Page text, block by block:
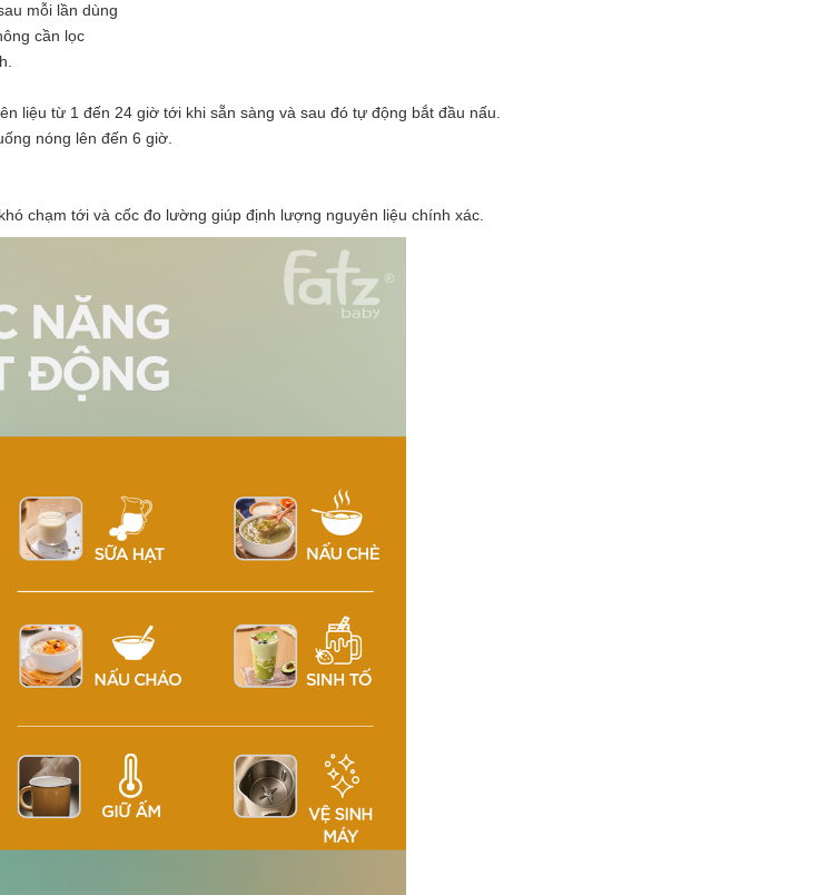
mỗi lần dùng
cần lọc
liệu từ 1 đến 24 giờ tới khi sẵn sàng và sau đó tự động bắt đầu nấu.
nóng lên đến 6 giờ.
chạm tới và cốc đo lường giúp định lượng nguyên liệu chính xác.